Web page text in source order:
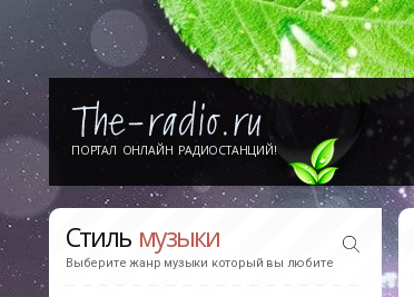
ПОРТАЛ ОНЛАЙН РАДИОСТАНЦИЙ!
Стиль музыки
Выберите жанр музыки который вы любите